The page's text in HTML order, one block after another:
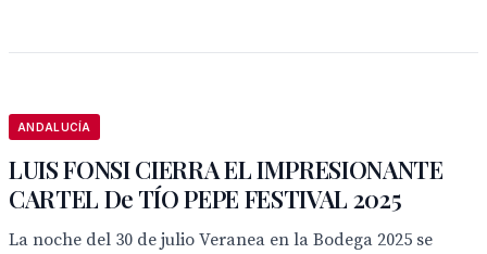
ANDALUCÍA
LUIS FONSI CIERRA EL IMPRESIONANTE
CARTEL De TÍO PEPE FESTIVAL 2025
La noche del 30 de julio Veranea en la Bodega 2025 se